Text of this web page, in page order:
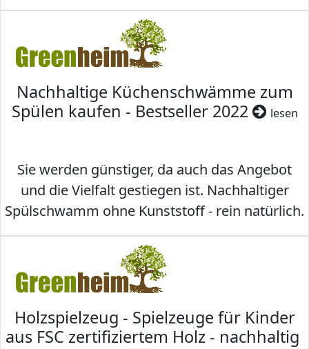
Nachhaltige Küchenschwämme zum
Spülen kaufen - Bestseller 2022
lesen
Sie werden günstiger, da auch das Angebot
und die Vielfalt gestiegen ist. Nachhaltiger
Spülschwamm ohne Kunststoff - rein natürlich.
Holzspielzeug - Spielzeuge für Kinder
aus FSC zertifiziertem Holz - nachhaltig